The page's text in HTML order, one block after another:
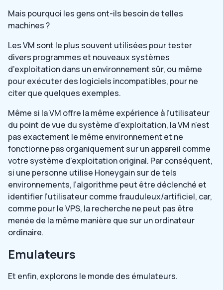
Mais pourquoi les gens ont-ils besoin de telles
machines ?
Les VM sont le plus souvent utilisées pour tester
divers programmes et nouveaux systèmes
d’exploitation dans un environnement sûr, ou même
pour exécuter des logiciels incompatibles, pour ne
citer que quelques exemples.
Même si la VM offre la même expérience à l’utilisateur
du point de vue du système d’exploitation, la VM n’est
pas exactement le même environnement et ne
fonctionne pas organiquement sur un appareil comme
votre système d’exploitation original. Par conséquent,
si une personne utilise Honeygain sur de tels
environnements, l’algorithme peut être déclenché et
identifier l’utilisateur comme frauduleux/artificiel, car,
comme pour le VPS, la recherche ne peut pas être
menée de la même manière que sur un ordinateur
ordinaire.
Emulateurs
Et enfin, explorons le monde des émulateurs.